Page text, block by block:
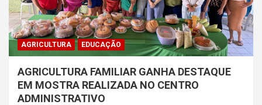
AGRICULTURA EDUCAÇÃO
AGRICULTURA FAMILIAR GANHA DESTAQUE
EM MOSTRA REALIZADA NO CENTRO
ADMINISTRATIVO